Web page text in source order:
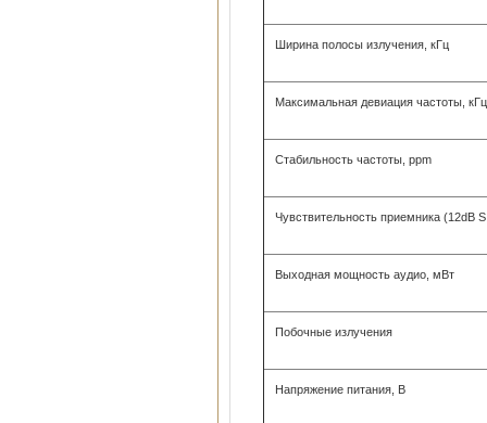
Ширина полосы излучения, кГц
Максимальная девиация частоты, кГц
Стабильность частоты, ppm
Чувствительность приемника (12dB
Выходная мощность аудио, мВт
Побочные излучения
Напряжение питания, В